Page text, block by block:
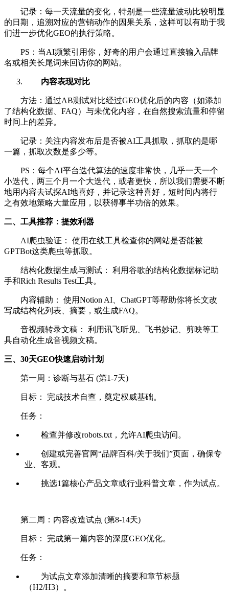
记录：每一天流量的变化，特别是一些流量波动比较明显
的日期，追溯对应的营销动作的因果关系，这样可以有助于我
们进一步优化GEO的执行策略。
PS：当AI频繁引用你，好奇的用户会通过直接输入品牌
名或相关长尾词来回访你的网站。
内容表现对比
方法：通过AB测试对比经过GEO优化后的内容（如添加
了结构化数据、FAQ）与未优化内容，在自然搜索流量和停留
时间上的差异。
记录：关注内容发布后是否被AI工具抓取，抓取的是哪
一篇，抓取次数是多少等。
PS：每个AI平台迭代算法的速度非常快，几乎一天一个
小迭代，两三个月一个大迭代，或者更快，所以我们需要不断
地用内容去试探AI地喜好，并记录这种喜好，短时间内将行
之有效地策略大量应用，以获得事半功倍的效果。
二、工具推荐：提效利器
AI爬虫验证： 使用在线工具检查你的网站是否能被
GPTBot这类爬虫等抓取。
结构化数据生成与测试： 利用谷歌的结构化数据标记助
手和Rich Results Test工具。
内容辅助： 使用Notion AI、ChatGPT等帮助你将长文改
写成结构化列表、摘要，或生成FAQ。
音视频转录文稿： 利用讯飞听见、飞书妙记、剪映等工
具自动化生成音视频文稿。
三、30天GEO快速启动计划
第一周：诊断与基石 (第1-7天)
目标： 完成技术自查，奠定权威基础。
任务：
检查并修改robots.txt，允许AI爬虫访问。
创建或完善官网“品牌百科/关于我们”页面，确保专
业、客观。
挑选1篇核心产品文章或行业科普文章，作为试点。
第二周：内容改造试点 (第8-14天)
目标： 完成第一篇内容的深度GEO优化。
任务：
为试点文章添加清晰的摘要和章节标题
（H2/H3）。